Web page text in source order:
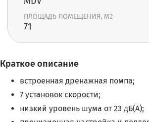
ПЛОЩАДЬ ПОМЕЩЕНИЯ, М2
71
Краткое описание
встроенная дренажная помпа;
7 установок скорости;
низкий уровень шума от 23 дБ(А);